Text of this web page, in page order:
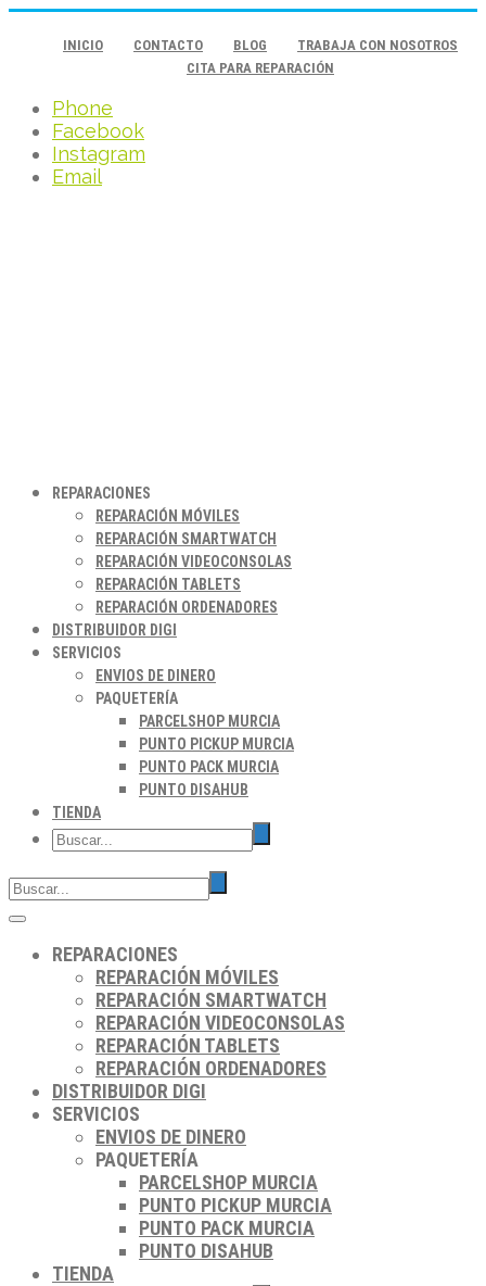
INICIO CONTACTO BLOG
TRABAJA CON NOSOTROS
CITA PARA REPARACIÓN
Phone
Facebook
Instagram
Email
REPARACIONES
REPARACIÓN MÓVILES
REPARACIÓN SMARTWATCH
REPARACIÓN VIDEOCONSOLAS
REPARACIÓN TABLETS
REPARACIÓN ORDENADORES
DISTRIBUIDOR DIGI
SERVICIOS
ENVIOS DE DINERO
PAQUETERÍA
PARCELSHOP MURCIA
PUNTO PICKUP MURCIA
PUNTO PACK MURCIA
PUNTO DISAHUB
TIENDA
REPARACIONES
REPARACIÓN MÓVILES
REPARACIÓN SMARTWATCH
REPARACIÓN VIDEOCONSOLAS
REPARACIÓN TABLETS
REPARACIÓN ORDENADORES
DISTRIBUIDOR DIGI
SERVICIOS
ENVIOS DE DINERO
PAQUETERÍA
PARCELSHOP MURCIA
PUNTO PICKUP MURCIA
PUNTO PACK MURCIA
PUNTO DISAHUB
TIENDA